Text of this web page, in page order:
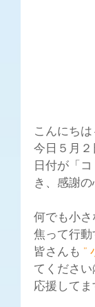
こんにち
今日５月
日付が「
き、感謝
何でも小さ
焦って行
皆さんも ”
てください
応援してま